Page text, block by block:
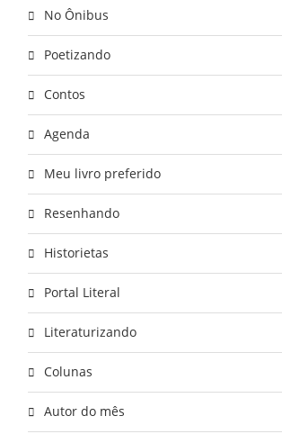
No Ônibus
Poetizando
Contos
Agenda
Meu livro preferido
Resenhando
Historietas
Portal Literal
Literaturizando
Colunas
Autor do mês